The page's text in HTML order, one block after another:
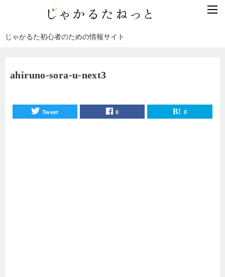
じゃかるた初心者のための情報サイト
ahiruno-sora-u-next3
Tweet 0 0